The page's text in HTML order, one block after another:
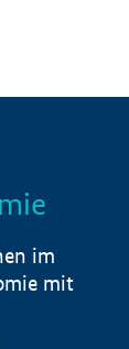
im
mit